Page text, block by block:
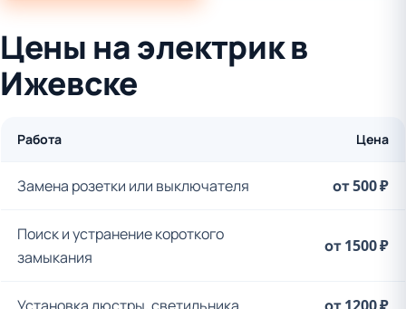
Цены на электрик в
Ижевске
Работа Цена
Замена розетки или выключателя от 500 ₽
Поиск и устранение короткого
замыкания
от 1500 ₽